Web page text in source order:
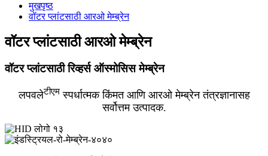
मुखपृष्ठ
वॉटर प्लांटसाठी आरओ मेम्ब्रेन
वॉटर प्लांटसाठी आरओ मेम्ब्रेन
वॉटर प्लांटसाठी रिव्हर्स ऑस्मोसिस मेम्ब्रेन
लपवलेटीएम स्पर्धात्मक किंमत आणि आरओ मेम्ब्रेन तंत्रज्ञानासह
सर्वोत्तम उत्पादक.